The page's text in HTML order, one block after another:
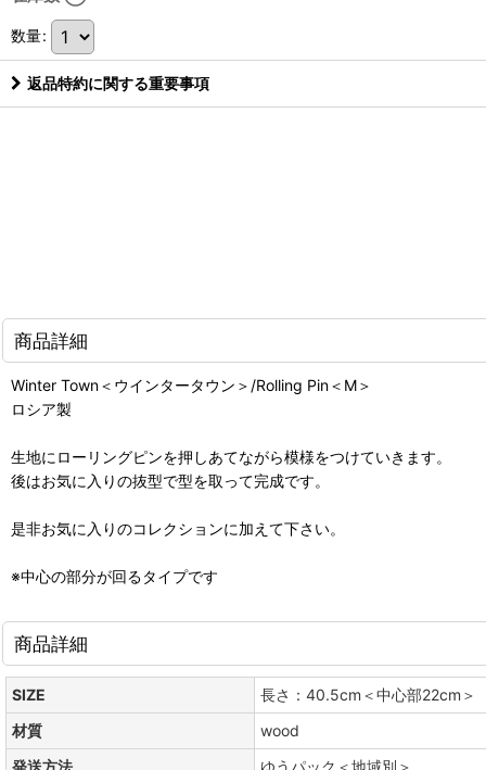
数量:
返品特約に関する重要事項
商品詳細
Winter Town＜ウインタータウン＞/Rolling Pin＜M＞
ロシア製
生地にローリングピンを押しあてながら模様をつけていきます。
後はお気に入りの抜型で型を取って完成です。
是非お気に入りのコレクションに加えて下さい。
※中心の部分が回るタイプです
商品詳細
SIZE
長さ：40.5cm＜中心部22cm
材質
wood
発送方法
ゆうパック＜地域別＞